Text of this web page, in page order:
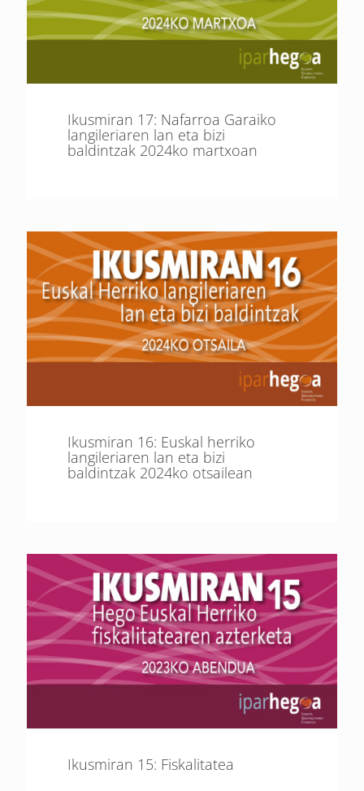
Ikusmiran 17: Nafarroa Garaiko
langileriaren lan eta bizi
baldintzak 2024ko martxoan
Ikusmiran 16: Euskal herriko
langileriaren lan eta bizi
baldintzak 2024ko otsailean
Ikusmiran 15: Fiskalitatea